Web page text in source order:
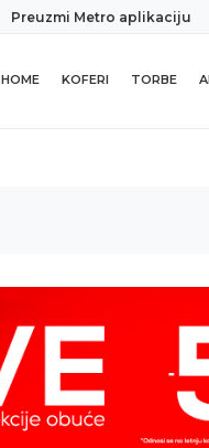
HOME KOFERI TORBE